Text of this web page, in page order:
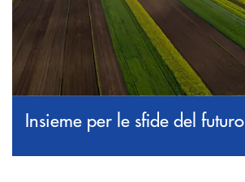
Insieme per le sfide del futuro